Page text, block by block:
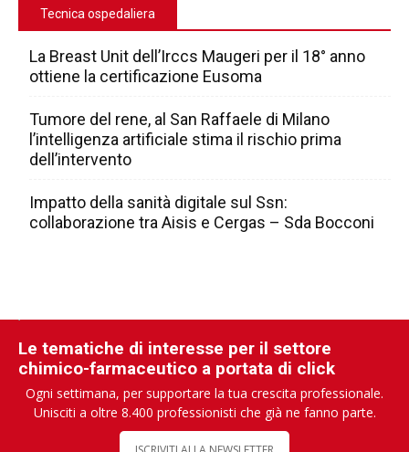
Tecnica ospedaliera
La Breast Unit dell’Irccs Maugeri per il 18° anno
ottiene la certificazione Eusoma
Tumore del rene, al San Raffaele di Milano
l’intelligenza artificiale stima il rischio prima
dell’intervento
Impatto della sanità digitale sul Ssn:
collaborazione tra Aisis e Cergas – Sda Bocconi
Le tematiche di interesse per il settore
chimico-farmaceutico a portata di click
Ogni settimana, per supportare la tua crescita professionale.
Unisciti a oltre 8.400 professionisti che già ne fanno parte.